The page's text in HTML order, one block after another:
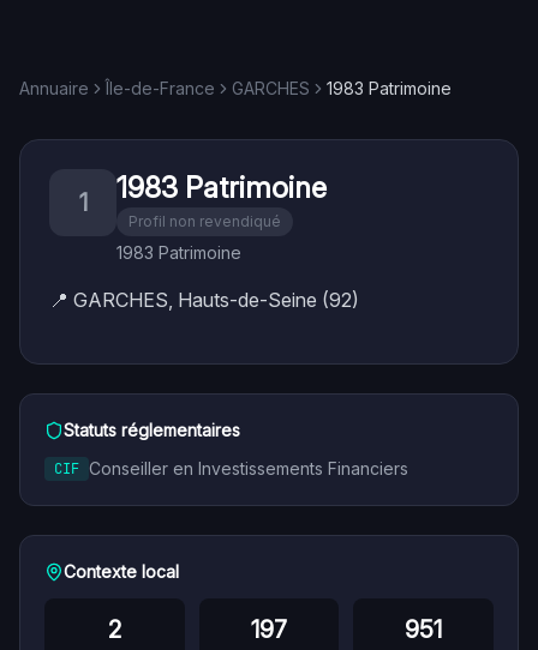
Annuaire Île-de-France GARCHES 1983 Patrimoine
1 1983 Patrimoine
Profil non revendiqué
1983 Patrimoine
📍 GARCHES, Hauts-de-Seine (92)
Statuts réglementaires
CIF Conseiller en Investissements Financiers
Contexte local
2 197 951